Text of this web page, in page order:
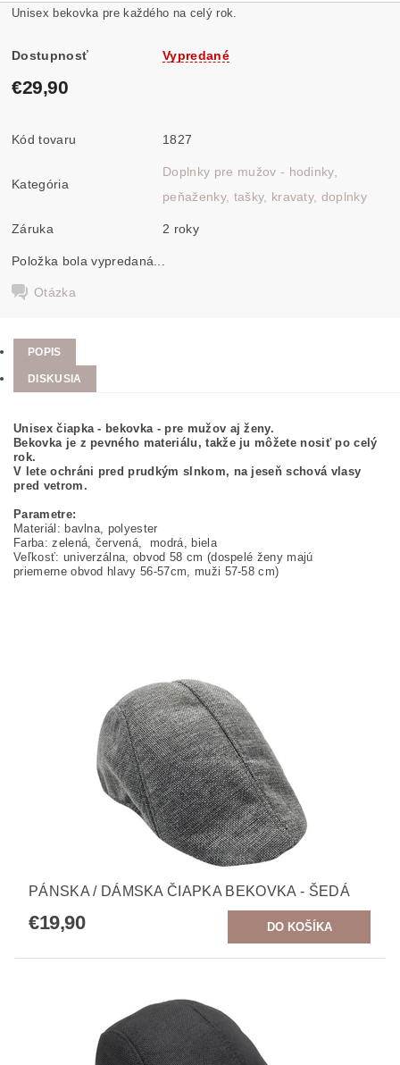
Unisex bekovka pre každého na celý rok.
Dostupnosť Vypredané
€29,90
Kód tovaru 1827
Kategória
Doplnky pre mužov - hodinky,
peňaženky, tašky, kravaty, doplnky
Záruka 2 roky
Položka bola vypredaná...
Otázka
POPIS
DISKUSIA
Unisex čiapka - bekovka - pre mužov aj ženy.
Bekovka je z pevného materiálu, takže ju môžete nosiť po celý
rok.
V lete ochráni pred prudkým slnkom, na jeseň schová vlasy
pred vetrom.
Parametre:
Materiál: bavlna, polyester
Farba: zelená, červená, modrá, biela
Veľkosť: univerzálna, obvod 58 cm (dospelé ženy majú
priemerne obvod hlavy 56-57cm, muži 57-58 cm)
PÁNSKA / DÁMSKA ČIAPKA BEKOVKA - ŠEDÁ
€19,90